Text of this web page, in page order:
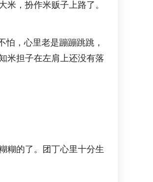
，扮作米贩子上路了。
，心里老是蹦蹦跳跳，
米担子在左肩上还没有落
糊的了。团丁心里十分生